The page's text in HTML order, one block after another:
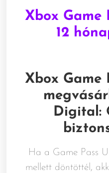
Xbox Game
12
Xbox Game
Digital:
Ha a Game Pass
mellett döntöttél,